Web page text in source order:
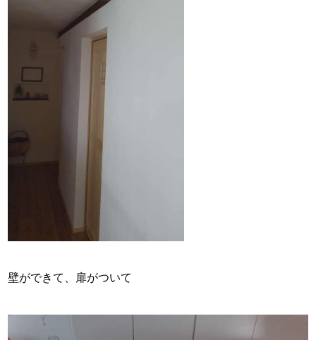
壁ができて、扉がついて